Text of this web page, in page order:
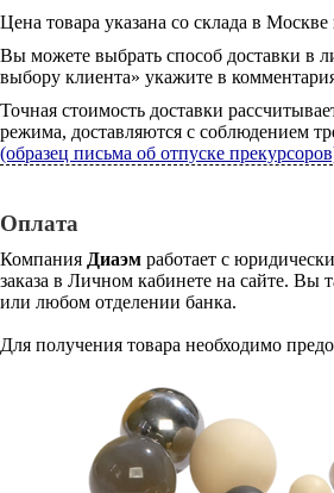
Цена товара указана со склада в
Вы можете выбрать способ доставки в
выбору клиента» укажите в
Точная стоимость доставки
режима, доставляются с соблюдением
(образец письма об отпуске
Оплата
Компания Диаэм работает с
заказа в Личном кабинете на сайте. Вы
или любом отделении банка.
Для получения товара необходимо